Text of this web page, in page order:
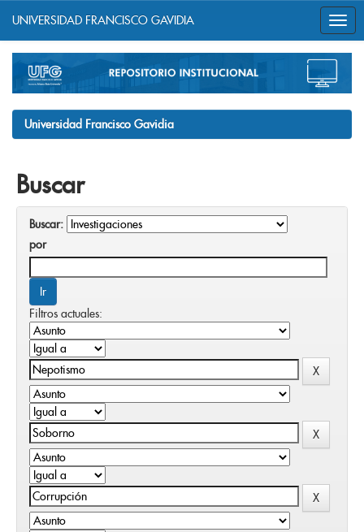
navigation
UNIVERSIDAD FRANCISCO GAVIDIA
Universidad Francisco Gavidia
Buscar
Buscar:
por
Filtros actuales: